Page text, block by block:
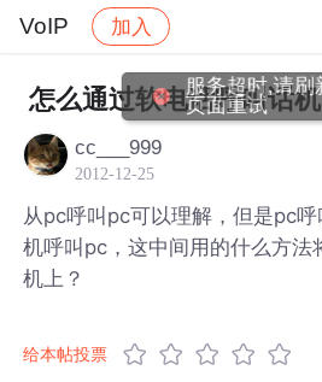
VoIP 加入
社区 VoIP 帖子详情
怎么通过软电话呼叫话机
cc___999
2012-12-25
从pc呼叫pc可以理解，但是pc
机呼叫pc，这中间用的什么方法
机上？
给本帖投票
服务超时,请刷
页面重试